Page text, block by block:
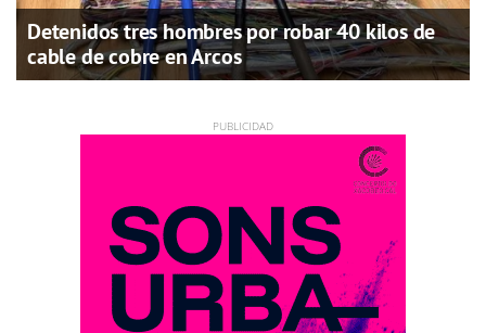
Detenidos tres hombres por robar 40 kilos de
cable de cobre en Arcos